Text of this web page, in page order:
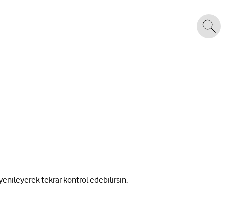
tekrar kontrol edebilirsin.